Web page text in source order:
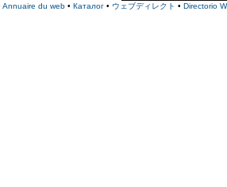
Annuaire du web • Каталог • ウェブディレクト • Directorio